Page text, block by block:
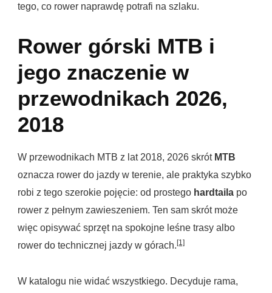
tego, co rower naprawdę potrafi na szlaku.
Rower górski MTB i
jego znaczenie w
przewodnikach 2026,
2018
W przewodnikach MTB z lat 2018, 2026 skrót MTB
oznacza rower do jazdy w terenie, ale praktyka szybko
robi z tego szerokie pojęcie: od prostego hardtaila po
rower z pełnym zawieszeniem. Ten sam skrót może
więc opisywać sprzęt na spokojne leśne trasy albo
rower do technicznej jazdy w górach. [1]
W katalogu nie widać wszystkiego. Decyduje rama,